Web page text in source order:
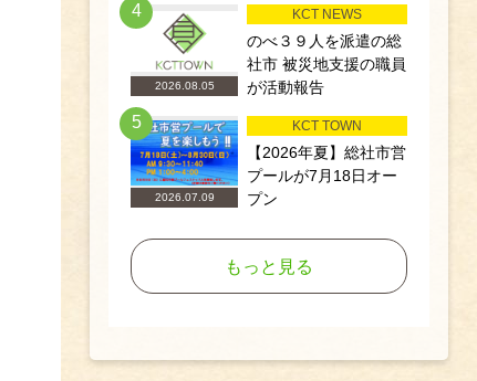
4
2026.08.05
KCT NEWS
のべ３９人を派遣の総
社市 被災地支援の職員
が活動報告
5
2026.07.09
KCT TOWN
【2026年夏】総社市営
プールが7月18日オー
プン
もっと見る